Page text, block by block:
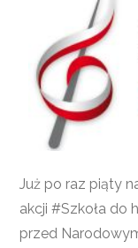
Już po raz piąty
akcji #Szkoła do
przed